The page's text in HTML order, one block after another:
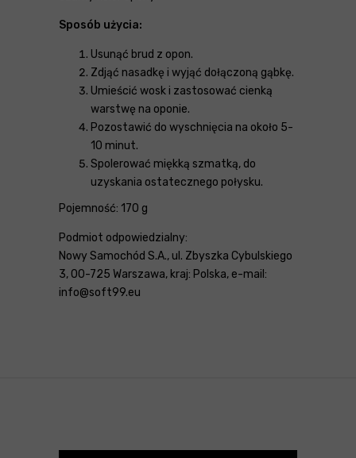
Sposób użycia:
Usunąć brud z opon.
Zdjąć nasadkę i wyjąć dołączoną gąbkę.
Umieścić wosk i zastosować cienką
warstwę na oponie.
Pozostawić do wyschnięcia na około 5-
10 minut.
Spolerować miękką szmatką, do
uzyskania ostatecznego połysku.
Pojemność: 170 g
Podmiot odpowiedzialny:
Nowy Samochód S.A., ul. Zbyszka Cybulskiego
3, 00-725 Warszawa, kraj: Polska, e-mail:
info@soft99.eu